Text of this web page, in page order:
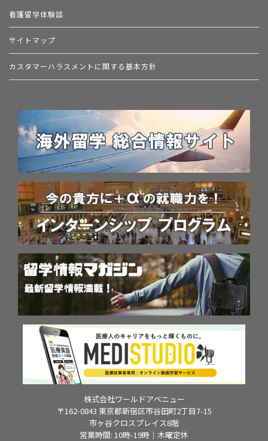
看護留学体験談
サイトマップ
カスタマーハラスメントに関する基本方針
株式会社ワールドアベニュー
〒162-0843 東京都新宿区市谷田町2丁目7-15
市ヶ谷クロスプレイス8階
営業時間: 10時-19時｜木曜定休